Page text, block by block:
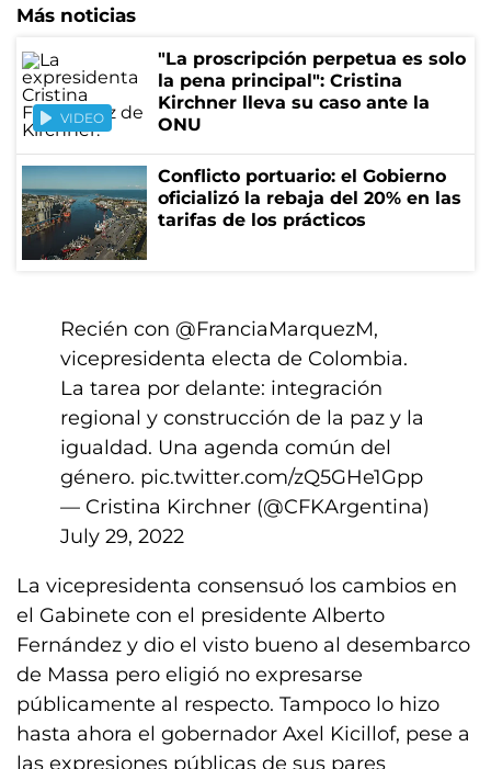
Más noticias
VIDEO
"La proscripción perpetua es solo
la pena principal": Cristina
Kirchner lleva su caso ante la
ONU
Conflicto portuario: el Gobierno
oficializó la rebaja del 20% en las
tarifas de los prácticos
Recién con @FranciaMarquezM,
vicepresidenta electa de Colombia.
La tarea por delante: integración
regional y construcción de la paz y la
igualdad. Una agenda común del
género. pic.twitter.com/zQ5GHe1Gpp
— Cristina Kirchner (@CFKArgentina)
July 29, 2022
La vicepresidenta consensuó los cambios en
el Gabinete con el presidente Alberto
Fernández y dio el visto bueno al desembarco
de Massa pero eligió no expresarse
públicamente al respecto. Tampoco lo hizo
hasta ahora el gobernador Axel Kicillof, pese a
las expresiones públicas de sus pares